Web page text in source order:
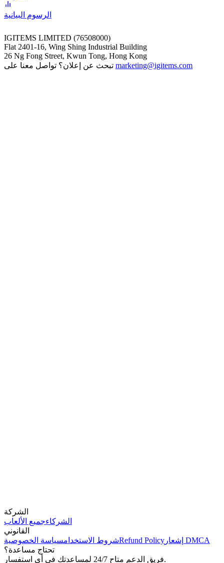
الرسوم البيانية
IGITEMS LIMITED (76508000)
Flat 2401-16, Wing Shing Industrial Building
26 Ng Fong Street, Kwun Tong, Hong Kong
marketing@igitems.com
الشركة
الشركاءجميع الألعاب
القانوني
شروط الاستخدامسياسة الخصوصية Refund Policy
إشعار DMCA
تحتاج مساعدة؟
فريق الدعم متاح 24/7 لمساعدتك في أي استفسار.